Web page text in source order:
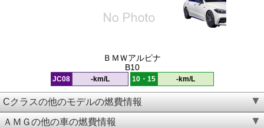
ＢＭＷアルピナ
B10
JC08 -km/L 10・15 -km/L
Cクラスの他のモデルの燃費情報
ＡＭＧの他の車の燃費情報